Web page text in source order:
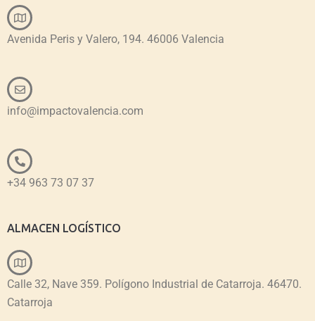
Avenida Peris y Valero, 194. 46006 Valencia
info@impactovalencia.com
+34 963 73 07 37
ALMACEN LOGÍSTICO
Calle 32, Nave 359. Polígono Industrial de Catarroja. 46470.
Catarroja